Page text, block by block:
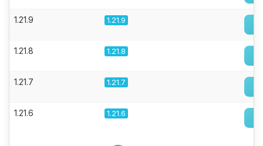
1.21.9 1.21.9
1.21.8 1.21.8
1.21.7 1.21.7
1.21.6 1.21.6